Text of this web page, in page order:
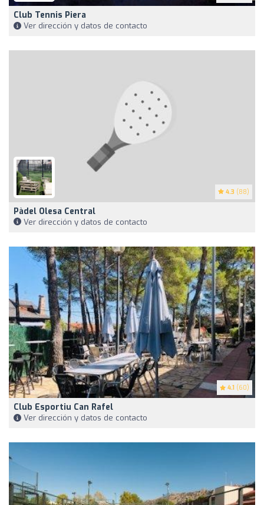
Club Tennis Piera
Ver dirección y datos de contacto
4.3 (88)
Pàdel Olesa Central
Ver dirección y datos de contacto
4.1 (60)
Club Esportiu Can Rafel
Ver dirección y datos de contacto